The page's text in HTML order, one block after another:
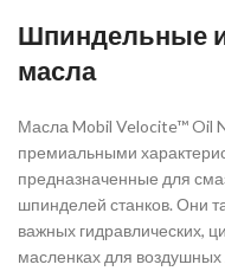
Шпиндельные
масла
Масла Mobil Velocite™ Oil
премиальными
предназначенные для
шпинделей станков. Они
важных гидравлических,
масленках для